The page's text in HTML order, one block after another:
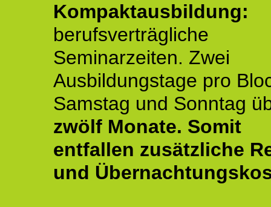
Kompaktausbildung:
berufsverträgliche
Seminarzeiten. Zwei
Ausbildungstage pro
Samstag und Sonntag
zwölf Monate. Somit
entfallen zusätzliche
und